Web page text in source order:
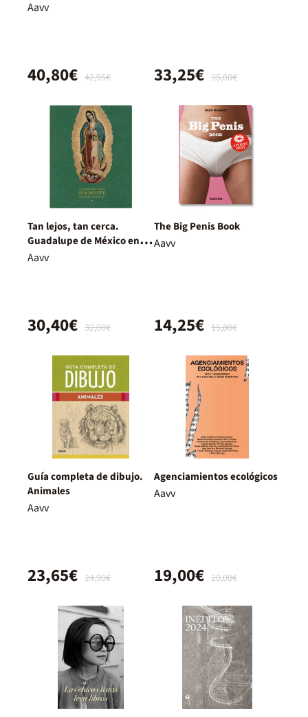
Aavv
42,95€
40,80€ 35,00€
33,25€
Tan lejos, tan cerca.
Guadalupe de México en
España
Aavv
32,00€
30,40€
The Big Penis Book
Aavv
15,00€
14,25€
Guía completa de dibujo.
Animales
Aavv
24,90€
23,65€
Agenciamientos ecológicos
Aavv
20,00€
19,00€